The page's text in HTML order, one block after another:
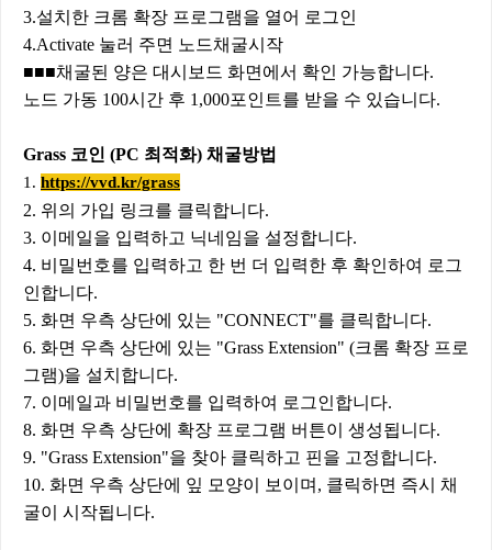
3.설치한 크롬 확장 프로그램을 열어 로그인
4.Activate 눌러 주면 노드채굴시작
■■■채굴된 양은 대시보드 화면에서 확인 가능합니다.
노드 가동 100시간 후 1,000포인트를 받을 수 있습니다.
Grass 코인 (PC 최적화) 채굴방법
1. https://vvd.kr/grass
2. 위의 가입 링크를 클릭합니다.
3. 이메일을 입력하고 닉네임을 설정합니다.
4. 비밀번호를 입력하고 한 번 더 입력한 후 확인하여 로그
인합니다.
5. 화면 우측 상단에 있는 "CONNECT"를 클릭합니다.
6. 화면 우측 상단에 있는 "Grass Extension" (크롬 확장 프로
그램)을 설치합니다.
7. 이메일과 비밀번호를 입력하여 로그인합니다.
8. 화면 우측 상단에 확장 프로그램 버튼이 생성됩니다.
9. "Grass Extension"을 찾아 클릭하고 핀을 고정합니다.
10. 화면 우측 상단에 잎 모양이 보이며, 클릭하면 즉시 채
굴이 시작됩니다.